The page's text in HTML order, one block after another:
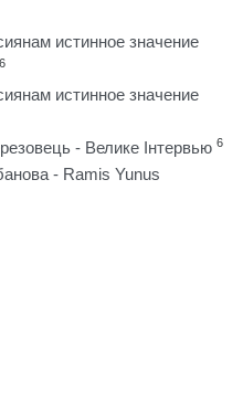
истинное значение
6
истинное значение
- Велике Інтервью 6
- Ramis Yunus